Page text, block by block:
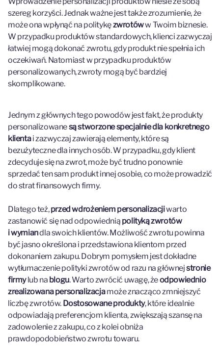
szereg korzyści. Jednak ważne jest także zrozumienie, że
może ona wpłynąć na politykęzwrotóww Twoim biznesie.
W przypadku produktów standardowych, klienci zazwyczaj
łatwiej mogą dokonać zwrotu, gdy produkt nie spełnia ich
oczekiwań. Natomiast w przypadku produktów
personalizowanych, zwroty mogą być bardziej
skomplikowane.
Jednym z głównych tego powodów jest fakt, że produkty
personalizowanesą stworzone specjalnie dla konkretnego
klientai zazwyczaj zawierają elementy, które są
bezużyteczne dla innych osób. W przypadku, gdy klient
zdecyduje się na zwrot, może być trudno ponownie
sprzedać ten sam produkt innej osobie, co może prowadzić
do strat finansowych firmy.
Dlatego też,przed wdrożeniem personalizacjiwarto
zastanowić się nad odpowiednią polityką zwrotów
i wymiandla swoich klientów. Możliwość zwrotu powinna
być jasno określona i przedstawiona klientom przed
dokonaniem zakupu. Dobrym pomysłem jest dokładne
wytłumaczenie polityki zwrotów od razu na głównejstronie
firmylub na blogu. Warto zwrócić uwagę, żeodpowiednio
zrealizowana personalizacjamoże znacząco zmniejszyć
liczbę zwrotów. Dostosowane produkty, które idealnie
odpowiadają preferencjom klienta, zwiększają szansę na
zadowolenie z zakupu, co z kolei obniża
prawdopodobieństwo zwrotu towaru.